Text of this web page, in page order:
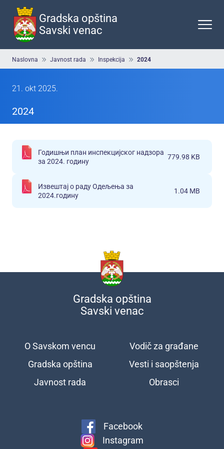
Preskoči
glavni
sadržaja
Gradska opština
Savski venac
Breadcrumb
Naslovna Javnost rada Inspekcija 2024
21. okt 2025.
2024
Годишњи план инспекцијског надзора
за 2024. годину
779.98 KB
Извештај о раду Одељења за
2024.годину
1.04 MB
Gradska opština
Savski venac
Подножје
O Savskom vencu
Gradska opština
Javnost rada
Vodič za građane
Vesti i saopštenja
Obrasci
Facebook
Instagram